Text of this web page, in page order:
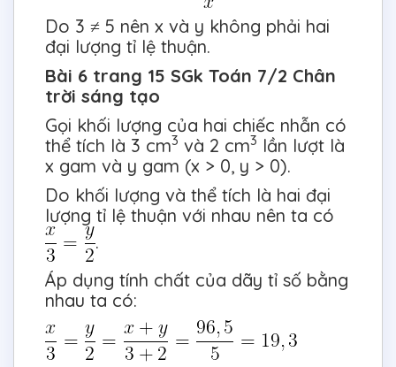
Do 3 ≠ 5 nên x và y không phải hai
đại lượng tỉ lệ thuận.
Bài 6 trang 15 SGk Toán 7/2 Chân
trời sáng tạo
Gọi khối lượng của hai chiếc nhẫn có
thể tích là 3 cm3 và 2 cm3 lần lượt là
x gam và y gam (x > 0, y > 0).
Do khối lượng và thể tích là hai đại
lượng tỉ lệ thuận với nhau nên ta có
.
Áp dụng tính chất của dãy tỉ số bằng
nhau ta có: